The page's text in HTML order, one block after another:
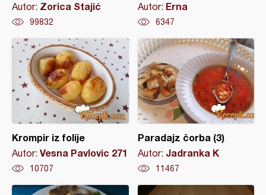
Autor: Zorica Stajić
99832
Autor: Erna
6347
Krompir iz folije
Autor: Vesna Pavlovic 271
10707
Paradajz čorba (3)
Autor: Jadranka K
11467